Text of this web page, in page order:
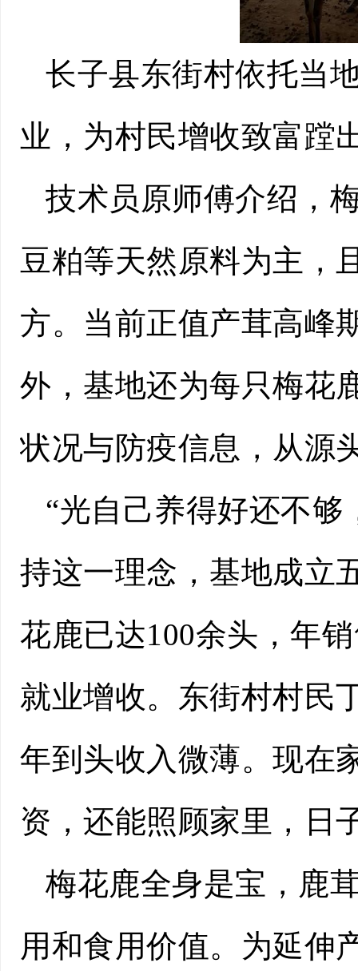
长子县东街村依托当
业，为村民增收致富蹚
技术员原师傅介绍，
豆粕等天然原料为主，
方。当前正值产茸高峰
外，基地还为每只梅花
状况与防疫信息，从源
“光自己养得好还不
持这一理念，基地成立
花鹿已达100余头，年
就业增收。东街村村民
年到头收入微薄。现在
资，还能照顾家里，日
梅花鹿全身是宝，鹿
用和食用价值。为延伸